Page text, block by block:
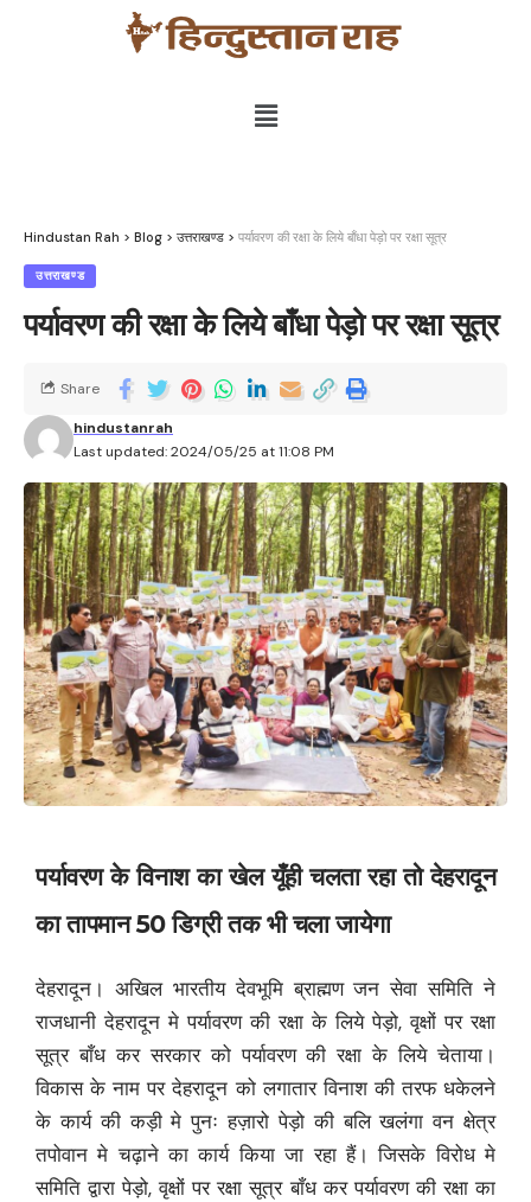
Hindustan Rah > Blog > उत्तराखण्ड > पर्यावरण की रक्षा के लिये बाँधा पेड़ो पर रक्षा सूत्र
उत्तराखण्ड
पर्यावरण की रक्षा के लिये बाँधा पेड़ो पर रक्षा सूत्र
Last updated: 2024/05/25 at 11:08 PM
hindustanrah
Share
पर्यावरण के विनाश का खेल यूँही चलता रहा तो देहरादून
का तापमान 50 डिग्री तक भी चला जायेगा
देहरादून। अखिल भारतीय देवभूमि ब्राह्मण जन सेवा समिति ने
राजधानी देहरादून मे पर्यावरण की रक्षा के लिये पेड़ो, वृक्षों पर रक्षा
सूत्र बाँध कर सरकार को पर्यावरण की रक्षा के लिये चेताया।
विकास के नाम पर देहरादून को लगातार विनाश की तरफ धकेलने
के कार्य की कड़ी मे पुनः हज़ारो पेड़ो की बलि खलंगा वन क्षेत्र
तपोवान मे चढ़ाने का कार्य किया जा रहा हैं। जिसके विरोध मे
समिति द्वारा पेड़ो, वृक्षों पर रक्षा सूत्र बाँध कर पर्यावरण की रक्षा का